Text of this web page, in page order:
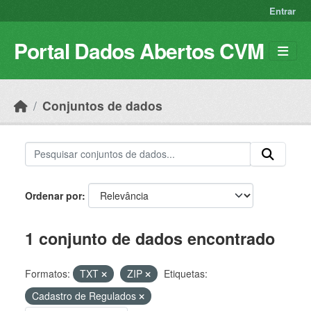
Entrar
Portal Dados Abertos CVM
Conjuntos de dados
Ordenar por
1 conjunto de dados encontrado
Formatos: TXT ZIP
Etiquetas:
Cadastro de Regulados